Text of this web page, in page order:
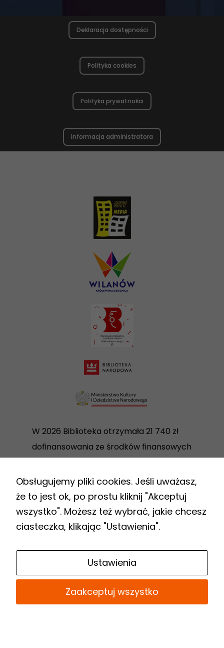
Deklaracja dostępności
Polityka cookies
Polityka prywatności
Informacja administratora
W 2026 Biblioteka otrzymała 21 740 zł
dofinansowania ze środków finansowych
Narodowego w ramach realizacji
Programu Biblioteki Narodowej „Zakup i
zdalny dostęp do nowości
wydawniczych”.
Link
do
Biuletynu
Informacji
Obsługujemy pliki cookies. Jeśli uważasz,
że to jest ok, po prostu kliknij "Akceptuj
wszystko". Możesz też wybrać, jakie chcesz
ciasteczka, klikając "Ustawienia".
Ustawienia
Zaakceptuj wszystko